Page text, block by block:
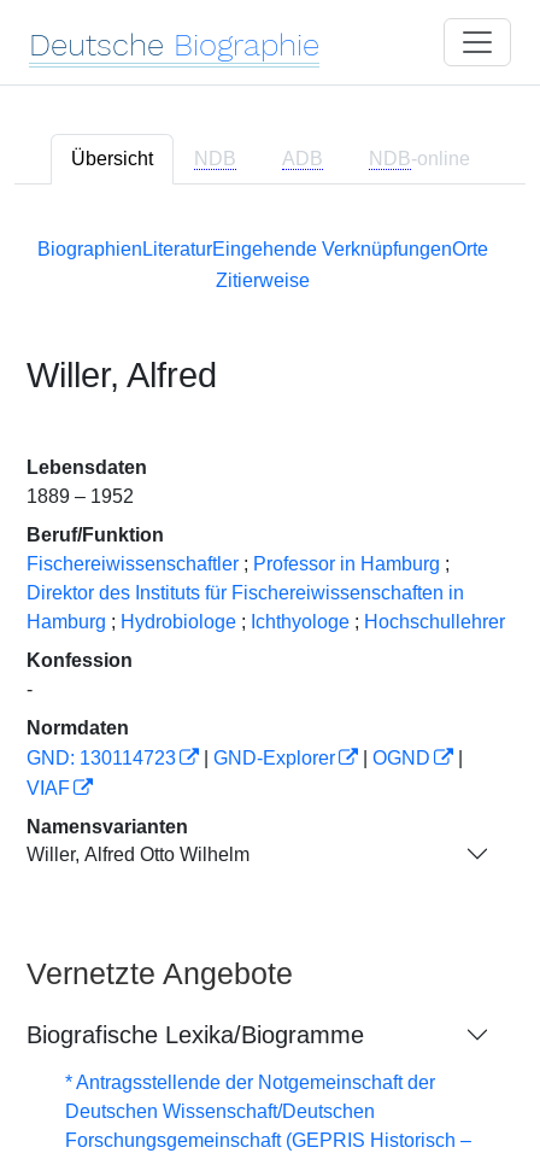
Deutsche Biographie
Übersicht NDB ADB NDB-online
Biographien LiteraturEingehende VerknüpfungenOrte
Zitierweise
Willer, Alfred
Lebensdaten
1889 – 1952
Beruf/Funktion
Fischereiwissenschaftler ; Professor in Hamburg ;
Direktor des Instituts für Fischereiwissenschaften in
Hamburg ; Hydrobiologe ; Ichthyologe ; Hochschullehrer
Konfession
-
Normdaten
GND: 130114723
GND-Explorer OGND
VIAF
Namensvarianten
Willer, Alfred Otto Wilhelm
Vernetzte Angebote
Biografische Lexika/Biogramme
* Antragsstellende der Notgemeinschaft der
Deutschen Wissenschaft/Deutschen
Forschungsgemeinschaft (GEPRIS Historisch –